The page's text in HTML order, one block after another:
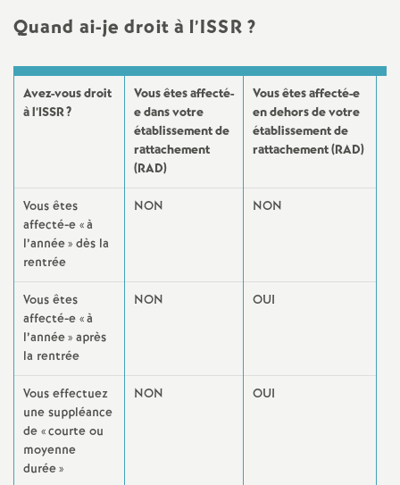
e
i
g
n
Quand ai-je droit à l’ISSR ?
Avez-vous droit
à l’ISSR?
Vous êtes affecté-
e dans votre
établissement de
rattachement
(RAD)
Vous êtes affecté-e
en dehors de votre
établissement de
rattachement (RAD)
Vous êtes
affecté-e «à
l’année» dès la
rentrée
NON NON
Vous êtes
affecté-e «à
l’année» après
la rentrée
NON OUI
Vous effectuez
une suppléance
de «courte ou
moyenne
durée»
NON OUI